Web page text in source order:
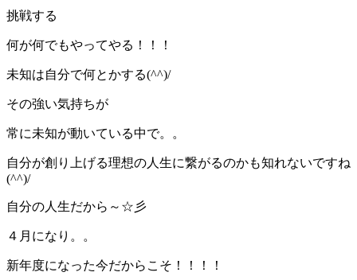
挑戦する
何が何でもやってやる！！！
未知は自分で何とかする(^^)/
その強い気持ちが
常に未知が動いている中で。。
自分が創り上げる理想の人生に繋がるのかも知れないですね
(^^)/
自分の人生だから～☆彡
４月になり。。
新年度になった今だからこそ！！！！